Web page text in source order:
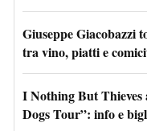
Giuseppe Giacobazzi
tra vino, piatti e
I Nothing But Thieves
Dogs Tour”: info e